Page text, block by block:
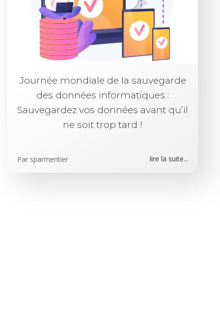
Journée mondiale de la sauvegarde
des données informatiques :
Sauvegardez vos données avant qu’il
ne soit trop tard !
Par sparmentier lire la suite...